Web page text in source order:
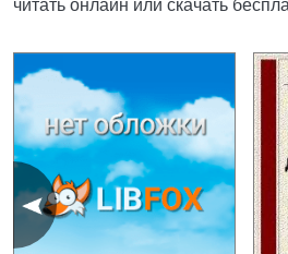
читать онлайн или скачать